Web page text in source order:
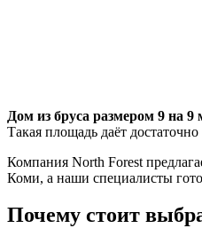
Дом из бруса размером 9 на 9
Такая площадь даёт
Компания North Forest
Коми, а наши специалисты
Почему стоит